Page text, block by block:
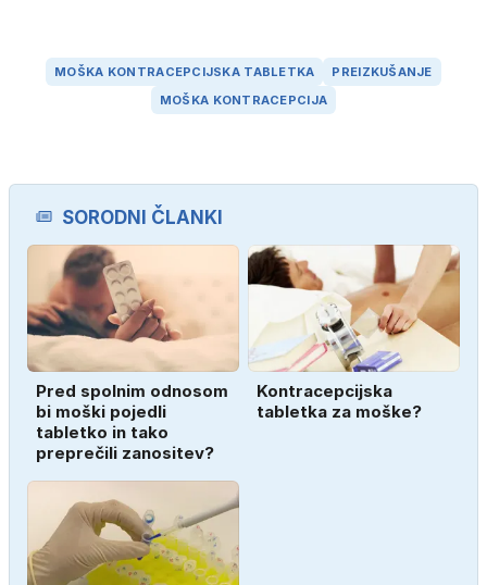
MOŠKA KONTRACEPCIJSKA TABLETKA
PREIZKUŠANJE
MOŠKA KONTRACEPCIJA
SORODNI ČLANKI
Pred spolnim odnosom
bi moški pojedli
tabletko in tako
preprečili zanositev?
Kontracepcijska
tabletka za moške?